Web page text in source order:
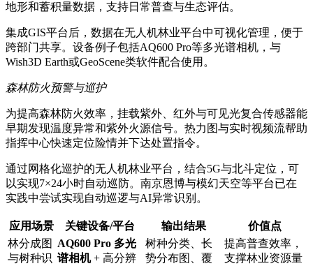
地形和蓄积量数据，支持日常普查与生态评估。
集成GIS平台后，数据在无人机林业平台中可视化管理，便于
跨部门共享。设备例子包括AQ600 Pro等多光谱相机，与
Wish3D Earth或GeoScene类软件配合使用。
森林防火预警与巡护
为提高森林防火效率，挂载紫外、红外与可见光复合传感器能
早期发现温度异常和紫外火源信号。热力图与实时视频流帮助
指挥中心快速定位险情并下达处置指令。
通过网格化巡护的无人机林业平台，结合5G与北斗定位，可
以实现7×24小时自动巡防。南京恩博与模幻天空等平台已在
实践中尝试实现自动巡逻与AI异常识别。
应用场景 关键设备/平台 输出结果
价值点
林分成图
与树种识
AQ600 Pro 多光
谱相机+ 高分辨
树种分类、长
势分布图、覆
提高普查效率，
支撑林业资源量